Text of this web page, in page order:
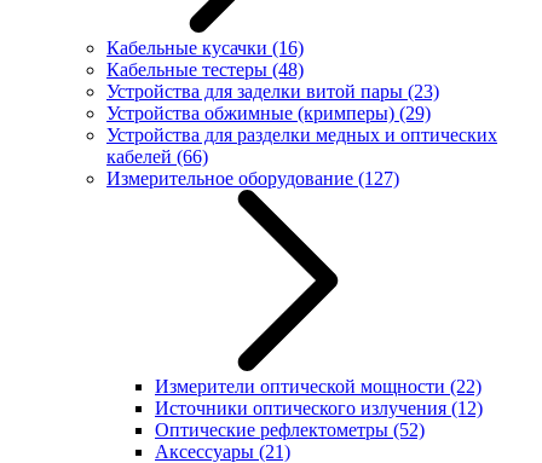
Кабельные кусачки (16)
Кабельные тестеры (48)
Устройства для заделки витой пары (23)
Устройства обжимные (кримперы) (29)
Устройства для разделки медных и оптических
кабелей (66)
Измерительное оборудование (127)
Измерители оптической мощности (22)
Источники оптического излучения (12)
Оптические рефлектометры (52)
Аксессуары (21)